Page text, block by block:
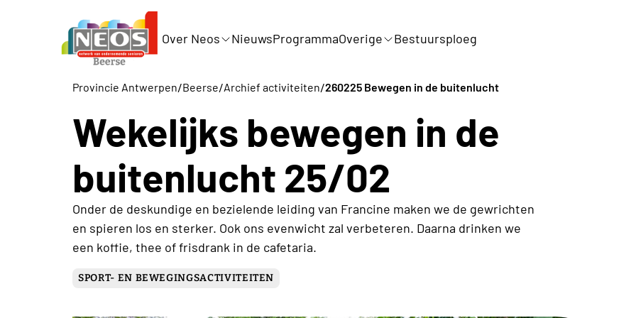
Over Neos NieuwsProgrammaOverige Bestuursploeg
Provincie Antwerpen/Beerse/Archief activiteiten/260225 Bewegen in de buitenlucht
Wekelijks bewegen in de
buitenlucht 25/02
Onder de deskundige en bezielende leiding van Francine maken we de gewrichten
en spieren los en sterker. Ook ons evenwicht zal verbeteren. Daarna drinken we
een koffie, thee of frisdrank in de cafetaria.
SPORT- EN BEWEGINGSACTIVITEITEN